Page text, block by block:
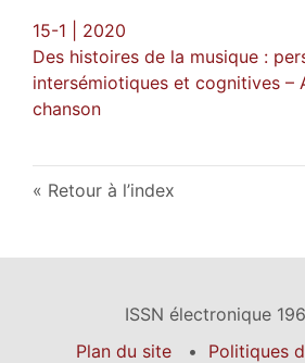
15-1 | 2020
Des histoires de la musique :
intersémiotiques et cognitives –
chanson
Retour à l’index
ISSN électronique
Plan du site
Politiques